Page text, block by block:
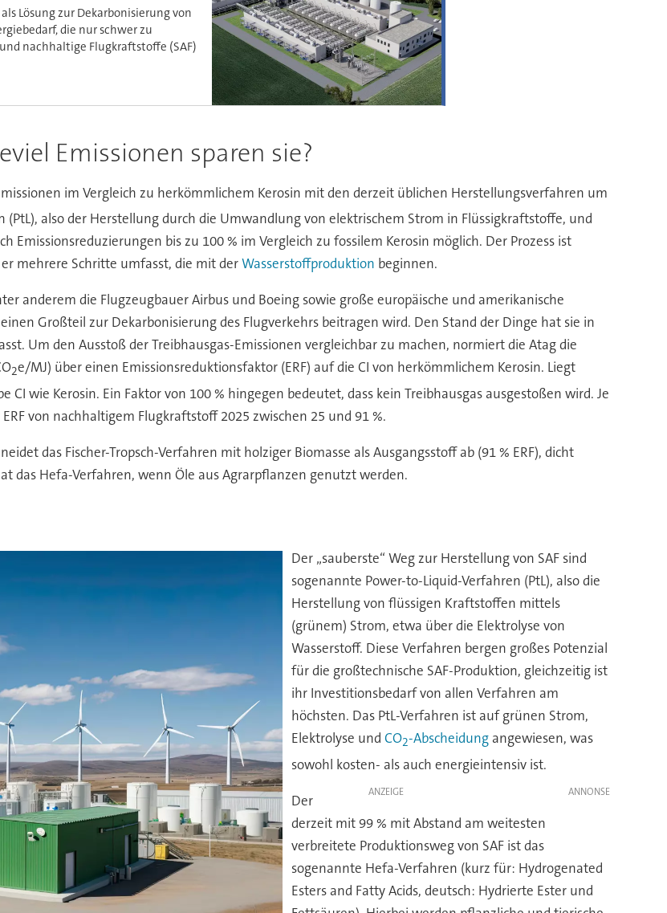
Lösung zur Dekarbonisierung von
die nur schwer zu
nachhaltige Flugkraftstoffe (SAF)
Emissionen sparen sie?
im Vergleich zu herkömmlichem Kerosin mit den derzeit üblichen Herstellungsverfahren um
also der Herstellung durch die Umwandlung von elektrischem Strom in Flüssigkraftstoffe, und
bis zu 100 % im Vergleich zu fossilem Kerosin möglich. Der Prozess ist
mehrere Schritte umfasst, die mit derWasserstoffproduktion beginnen.
anderem die Flugzeugbauer Airbus und Boeing sowie große europäische und amerikanische
Großteil zur Dekarbonisierung des Flugverkehrs beitragen wird. Den Stand der Dinge hat sie in
Um den Ausstoß der Treibhausgas-Emissionen vergleichbar zu machen, normiert die Atag die
2e/MJ) über einen Emissionsreduktionsfaktor (ERF) auf die CI von herkömmlichem Kerosin. Liegt
CI wie Kerosin. Ein Faktor von 100 % hingegen bedeutet, dass kein Treibhausgas ausgestoßen wird. Je
von nachhaltigem Flugkraftstoff 2025 zwischen 25 und 91 %.
das Fischer-Tropsch-Verfahren mit holziger Biomasse als Ausgangsstoff ab (91 % ERF), dicht
das Hefa-Verfahren, wenn Öle aus Agrarpflanzen genutzt werden.
Der „sauberste“ Weg zur Herstellung von SAF sind
sogenannte Power-to-Liquid-Verfahren (PtL), also die
Herstellung von flüssigen Kraftstoffen mittels
(grünem) Strom, etwa über die Elektrolyse von
Wasserstoff. Diese Verfahren bergen großes Potenzial
für die großtechnische SAF-Produktion, gleichzeitig ist
ihr Investitionsbedarf von allen Verfahren am
höchsten. Das PtL-Verfahren ist auf grünen Strom,
Elektrolyse und CO2-Abscheidungangewiesen, was
sowohl kosten- als auch energieintensiv ist.
ANZEIGE
Der
derzeit mit 99 % mit Abstand am weitesten
verbreitete Produktionsweg von SAF ist das
sogenannte Hefa-Verfahren (kurz für: Hydrogenated
Esters and Fatty Acids, deutsch: Hydrierte Ester und